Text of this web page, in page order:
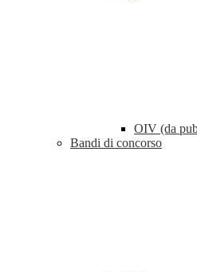
OIV (da
Bandi di concorso